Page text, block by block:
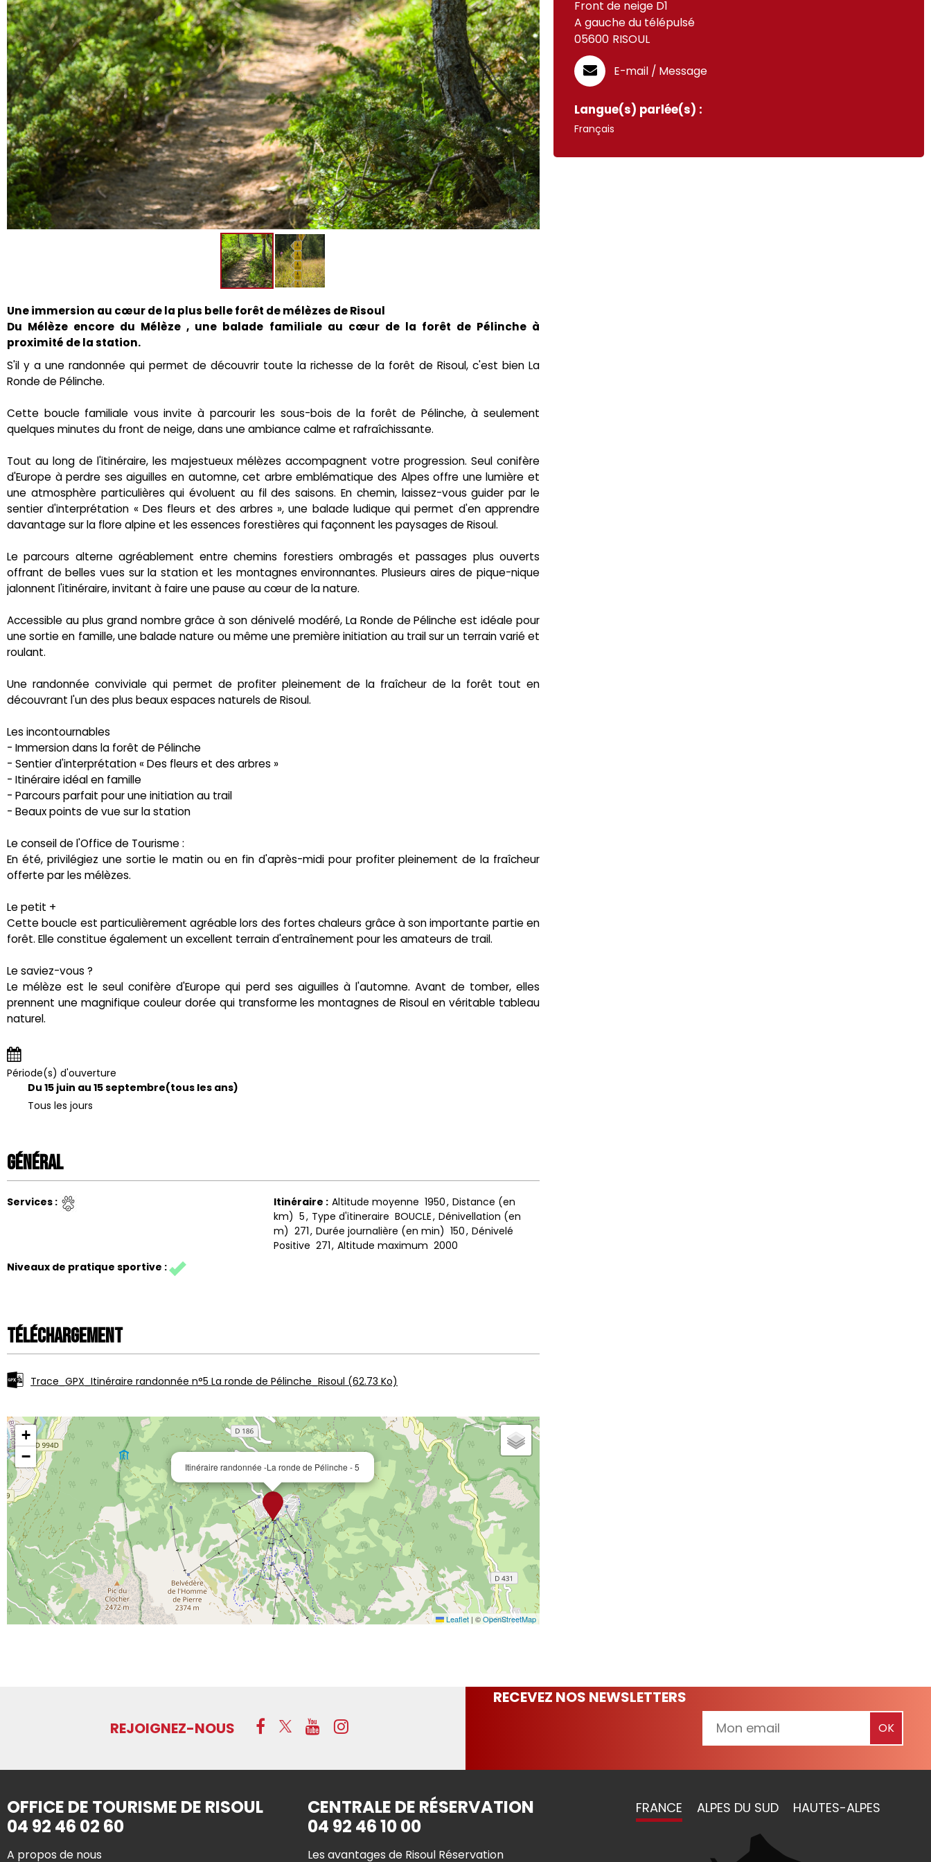
Front de neige D1
A gauche du télépulsé
05600 RISOUL
E-mail / Message
Langue(s) parlée(s) :
Français
Une immersion au cœur de la plus belle forêt de mélèzes de Risoul
Du Mélèze encore du Mélèze , une balade familiale au cœur de la forêt de Pélinche à
proximité de la station.
S'il y a une randonnée qui permet de découvrir toute la richesse de la forêt de Risoul, c'est bien La
Ronde de Pélinche.
Cette boucle familiale vous invite à parcourir les sous-bois de la forêt de Pélinche, à seulement
quelques minutes du front de neige, dans une ambiance calme et rafraîchissante.
Tout au long de l'itinéraire, les majestueux mélèzes accompagnent votre progression. Seul conifère
d'Europe à perdre ses aiguilles en automne, cet arbre emblématique des Alpes offre une lumière et
une atmosphère particulières qui évoluent au fil des saisons. En chemin, laissez-vous guider par le
sentier d'interprétation « Des fleurs et des arbres », une balade ludique qui permet d'en apprendre
davantage sur la flore alpine et les essences forestières qui façonnent les paysages de Risoul.
Le parcours alterne agréablement entre chemins forestiers ombragés et passages plus ouverts
offrant de belles vues sur la station et les montagnes environnantes. Plusieurs aires de pique-nique
jalonnent l'itinéraire, invitant à faire une pause au cœur de la nature.
Accessible au plus grand nombre grâce à son dénivelé modéré, La Ronde de Pélinche est idéale pour
une sortie en famille, une balade nature ou même une première initiation au trail sur un terrain varié et
roulant.
Une randonnée conviviale qui permet de profiter pleinement de la fraîcheur de la forêt tout en
découvrant l'un des plus beaux espaces naturels de Risoul.
Les incontournables
- Immersion dans la forêt de Pélinche
- Sentier d'interprétation « Des fleurs et des arbres »
‍‍- Itinéraire idéal en famille
-‍ Parcours parfait pour une initiation au trail
- Beaux points de vue sur la station
Le conseil de l'Office de Tourisme :
En été, privilégiez une sortie le matin ou en fin d'après-midi pour profiter pleinement de la fraîcheur
offerte par les mélèzes.
Le petit +
Cette boucle est particulièrement agréable lors des fortes chaleurs grâce à son importante partie en
forêt. Elle constitue également un excellent terrain d'entraînement pour les amateurs de trail.
Le saviez-vous ?
Le mélèze est le seul conifère d'Europe qui perd ses aiguilles à l'automne. Avant de tomber, elles
prennent une magnifique couleur dorée qui transforme les montagnes de Risoul en véritable tableau
naturel.
Période(s) d'ouverture
Du 15 juin au 15 septembre(tous les ans)
Tous les jours
Général
Services : Itinéraire : Altitude moyenne 1950 Distance (en
km) 5 Type d'itineraire BOUCLE Dénivellation (en
m) 271 Durée journalière (en min) 150 Dénivelé
Positive 271 Altitude maximum 2000
Niveaux de pratique sportive :
Téléchargement
Trace_GPX_Itinéraire randonnée n°5 La ronde de Pélinche_Risoul (62.73 Ko)
Itinéraire randonnée -La ronde de Pélinche - 5
+
−
Leaflet | ©OpenStreetMap
REJOIGNEZ-NOUS
RECEVEZ NOS NEWSLETTERS
OFFICE DE TOURISME DE RISOUL
04 92 46 02 60
A propos de nous
CENTRALE DE RÉSERVATION
04 92 46 10 00
Les avantages de Risoul Réservation
FRANCE ALPES DU SUD HAUTES-ALPES